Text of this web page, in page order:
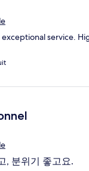
service.
, 분위기 좋고요.